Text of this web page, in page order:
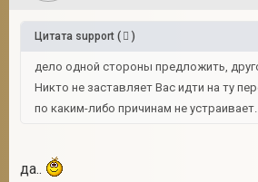
Цитата support ( )
дело одной стороны предложить,
Никто не заставляет Вас идти на ту
по каким-либо причинам не устраивает.
да..